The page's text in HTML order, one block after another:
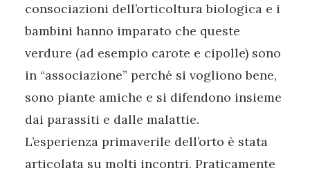
consociazioni dell’orticoltura biologica e i
bambini hanno imparato che queste
verdure (ad esempio carote e cipolle) sono
in “associazione” perché si vogliono bene,
sono piante amiche e si difendono insieme
dai parassiti e dalle malattie.
L’esperienza primaverile dell’orto è stata
articolata su molti incontri. Praticamente